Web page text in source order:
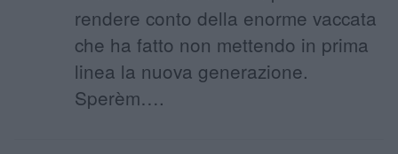
rendere conto della enorme vaccata
che ha fatto non mettendo in prima
linea la nuova generazione.
Sperèm….